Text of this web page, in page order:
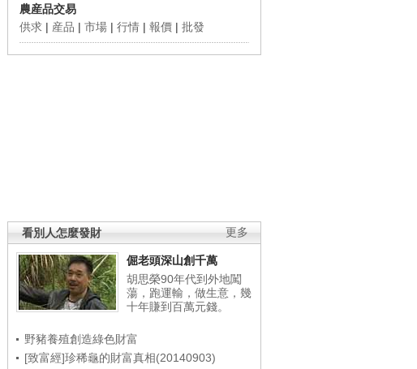
農産品交易
供求 | 産品 | 市場 | 行情 | 報價 | 批發
更多
看別人怎麼發財
倔老頭深山創千萬
胡思榮90年代到外地闖
蕩，跑運輸，做生意，幾
十年賺到百萬元錢。
野豬養殖創造綠色財富
[致富經]珍稀龜的財富真相(20140903)